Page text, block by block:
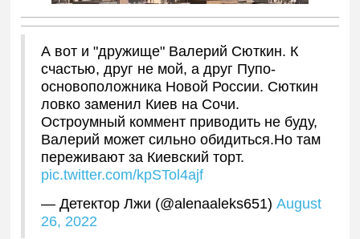
А вот и "дружище" Валерий Сюткин. К
счастью, друг не мой, а друг Пупо-
основоположника Новой России. Сюткин
ловко заменил Киев на Сочи.
Остроумный коммент приводить не буду,
Валерий может сильно обидиться.Но там
переживают за Киевский торт.
pic.twitter.com/kpSTol4ajf
— Детектор Лжи (@alenaaleks651)August
26, 2022